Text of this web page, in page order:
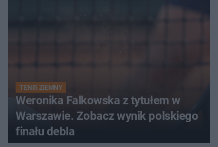
TENIS ZIEMNY
Weronika Falkowska z tytułem w
Warszawie. Zobacz wynik polskiego
finału debla